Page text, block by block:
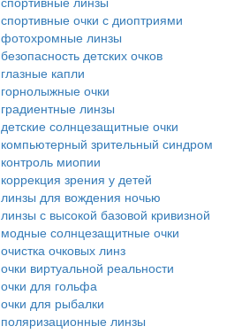
спортивные очки с диоптриями
фотохромные линзы
безопасность детских очков
глазные капли
горнолыжные очки
градиентные линзы
детские солнцезащитные очки
компьютерный зрительный синдром
контроль миопии
коррекция зрения у детей
линзы для вождения ночью
линзы с высокой базовой кривизной
модные солнцезащитные очки
очистка очковых линз
очки виртуальной реальности
очки для гольфа
очки для рыбалки
поляризационные линзы